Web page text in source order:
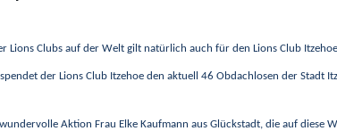
Lions Clubs auf der Welt gilt natürlich auch für den Lions Club
der Lions Club Itzehoe den aktuell 46 Obdachlosen der Stadt
Aktion Frau Elke Kaufmann aus Glückstadt, die auf diese